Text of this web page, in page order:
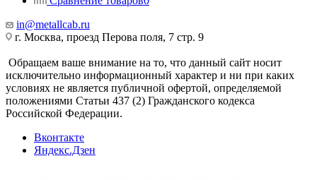
in@metallcab.ru
г. Москва, проезд Перова поля, 7 стр. 9
Обращаем ваше внимание на то, что данный сайт носит
исключительно информационный характер и ни при каких
условиях не является публичной офертой, определяемой
положениями Статьи 437 (2) Гражданского кодекса
Российской Федерации.
Вконтакте
Яндекс.Дзен